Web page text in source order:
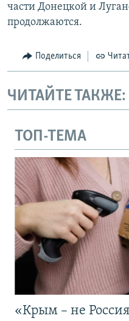
части Донецкой и
продолжаются.
Поделиться
ЧИТАЙТЕ ТАКЖЕ:
ТОП-ТЕМА
«Крым – не